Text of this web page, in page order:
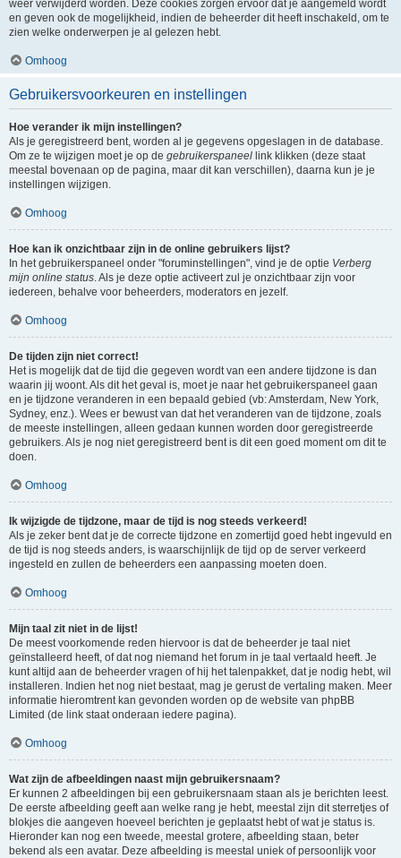
weer verwijderd worden. Deze cookies zorgen ervoor dat je aangemeld wordt
en geven ook de mogelijkheid, indien de beheerder dit heeft inschakeld, om te
zien welke onderwerpen je al gelezen hebt.
Omhoog
Gebruikersvoorkeuren en instellingen
Hoe verander ik mijn instellingen?
Als je geregistreerd bent, worden al je gegevens opgeslagen in de database.
Om ze te wijzigen moet je op de gebruikerspaneel link klikken (deze staat
meestal bovenaan op de pagina, maar dit kan verschillen), daarna kun je je
instellingen wijzigen.
Omhoog
Hoe kan ik onzichtbaar zijn in de online gebruikers lijst?
In het gebruikerspaneel onder "foruminstellingen", vind je de optie Verberg
mijn online status. Als je deze optie activeert zul je onzichtbaar zijn voor
iedereen, behalve voor beheerders, moderators en jezelf.
Omhoog
De tijden zijn niet correct!
Het is mogelijk dat de tijd die gegeven wordt van een andere tijdzone is dan
waarin jij woont. Als dit het geval is, moet je naar het gebruikerspaneel gaan
en je tijdzone veranderen in een bepaald gebied (vb: Amsterdam, New York,
Sydney, enz.). Wees er bewust van dat het veranderen van de tijdzone, zoals
de meeste instellingen, alleen gedaan kunnen worden door geregistreerde
gebruikers. Als je nog niet geregistreerd bent is dit een goed moment om dit te
doen.
Omhoog
Ik wijzigde de tijdzone, maar de tijd is nog steeds verkeerd!
Als je zeker bent dat je de correcte tijdzone en zomertijd goed hebt ingevuld en
de tijd is nog steeds anders, is waarschijnlijk de tijd op de server verkeerd
ingesteld en zullen de beheerders een aanpassing moeten doen.
Omhoog
Mijn taal zit niet in de lijst!
De meest voorkomende reden hiervoor is dat de beheerder je taal niet
geïnstalleerd heeft, of dat nog niemand het forum in je taal vertaald heeft. Je
kunt altijd aan de beheerder vragen of hij het talenpakket, dat je nodig hebt, wil
installeren. Indien het nog niet bestaat, mag je gerust de vertaling maken. Meer
informatie hieromtrent kan gevonden worden op de website van phpBB
Limited (de link staat onderaan iedere pagina).
Omhoog
Wat zijn de afbeeldingen naast mijn gebruikersnaam?
Er kunnen 2 afbeeldingen bij een gebruikersnaam staan als je berichten leest.
De eerste afbeelding geeft aan welke rang je hebt, meestal zijn dit sterretjes of
blokjes die aangeven hoeveel berichten je geplaatst hebt of wat je status is.
Hieronder kan nog een tweede, meestal grotere, afbeelding staan, beter
bekend als een avatar. Deze afbeelding is meestal uniek of persoonlijk voor